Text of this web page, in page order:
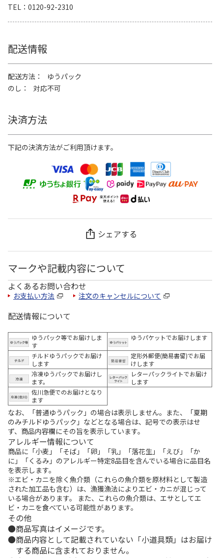
TEL
0120-92-2310
配送情報
配送方法
ゆうパック
のし
対応不可
決済方法
下記の決済方法がご利用頂けます。
シェアする
マークや記載内容について
よくあるお問い合わせ
お支払い方法 注文のキャンセルについて
配送情報について
ゆうパック等でお届けしま
す
ゆうパケットでお届けします
チルドゆうパックでお届け
します
定形外郵便(簡易書留)でお届
けします
冷凍ゆうパックでお届けし
ます。
レターパックライトでお届け
します
佐川急便でのお届けとなり
ます
なお、「普通ゆうパック」の場合は表示しません。また、「夏期
のみチルドゆうパック」などとなる場合は、記号での表示はせ
ず、商品内容欄にその旨を表示しています。
アレルギー情報について
商品に「小麦」「そば」「卵」「乳」「落花生」「えび」「か
に」「くるみ」のアレルギー特定8品目を含んでいる場合に品目名
を表示します。
※エビ・カニを除く魚介類（これらの魚介類を原材料として製造
された加工品も含む）は、漁獲漁法によりエビ・カニが混じって
いる場合があります。 また、これらの魚介類は、エサとしてエ
ビ・カニを食べている可能性があります。
その他
商品写真はイメージです。
商品内容として記載されていない「小道具類」はお届け
する商品に含まれておりません。